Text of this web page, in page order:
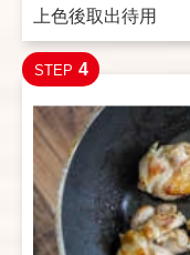
上色後取出待用
STEP 4